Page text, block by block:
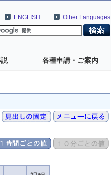
Other Languages
ENGLISH
各種申請・ご案内